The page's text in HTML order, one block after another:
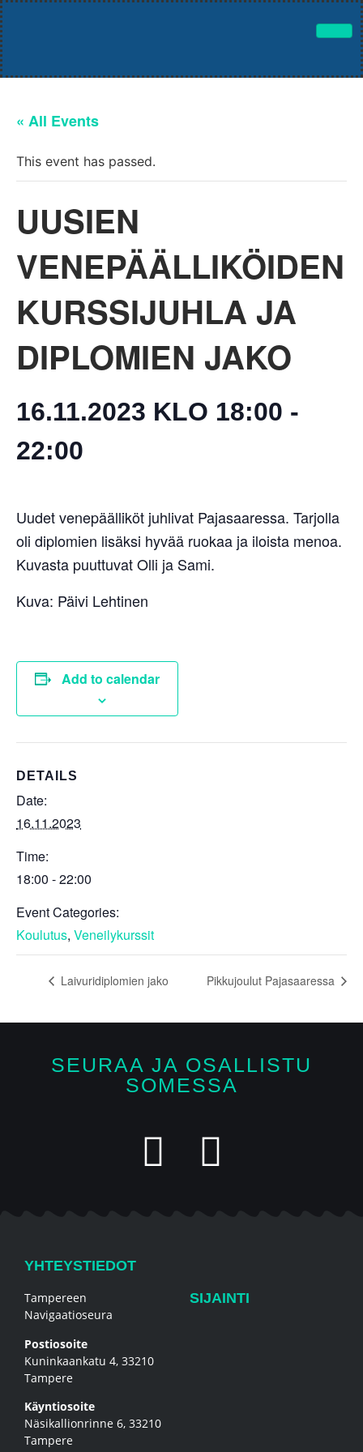
« All Events
This event has passed.
UUSIEN
VENEPÄÄLLIKÖIDEN
KURSSIJUHLA JA
DIPLOMIEN JAKO
16.11.2023 KLO 18:00 -
22:00
Uudet venepäälliköt juhlivat Pajasaaressa. Tarjolla
oli diplomien lisäksi hyvää ruokaa ja iloista menoa.
Kuvasta puuttuvat Olli ja Sami.
Kuva: Päivi Lehtinen
Add to calendar
DETAILS
Date:
16.11.2023
Time:
18:00 - 22:00
Event Categories:
Koulutus, Veneilykurssit
Laivuridiplomien jako Pikkujoulut Pajasaaressa
SEURAA JA OSALLISTU
SOMESSA
YHTEYSTIEDOT
Tampereen
Navigaatioseura
Postiosoite
Kuninkaankatu 4, 33210
Tampere
Käyntiosoite
Näsikallionrinne 6, 33210
Tampere
SIJAINTI